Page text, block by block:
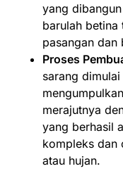
yang
barulah betina
pasangan dan
Proses
sarang
merajutnya
yang berhasil
kompleks dan
atau hujan.